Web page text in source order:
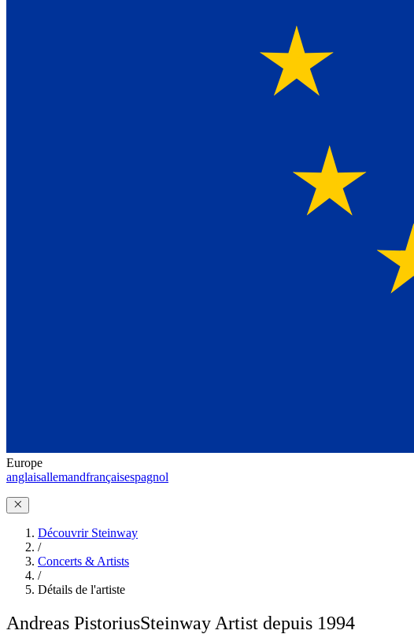
Europe
anglaisallemandfrançaisespagnol
Découvrir Steinway
/
Concerts & Artists
/
Détails de l'artiste
Andreas PistoriusSteinway Artist depuis 1994